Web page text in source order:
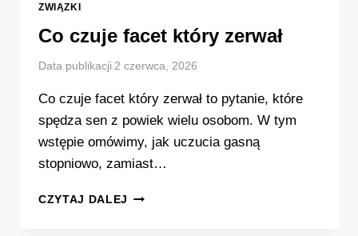
ZWIĄZKI
Co czuje facet który zerwał
Data publikacji 2 czerwca, 2026
Co czuje facet który zerwał to pytanie, które
spędza sen z powiek wielu osobom. W tym
wstępie omówimy, jak uczucia gasną
stopniowo, zamiast…
CZYTAJ DALEJ CO